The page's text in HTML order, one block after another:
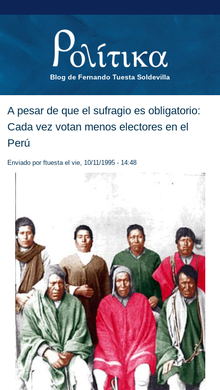
Blog de Fernando Tuesta Soldevilla
A pesar de que el sufragio es obligatorio:
Cada vez votan menos electores en el
Perú
Enviado por ftuestael vie, 10/11/1995 - 14:48